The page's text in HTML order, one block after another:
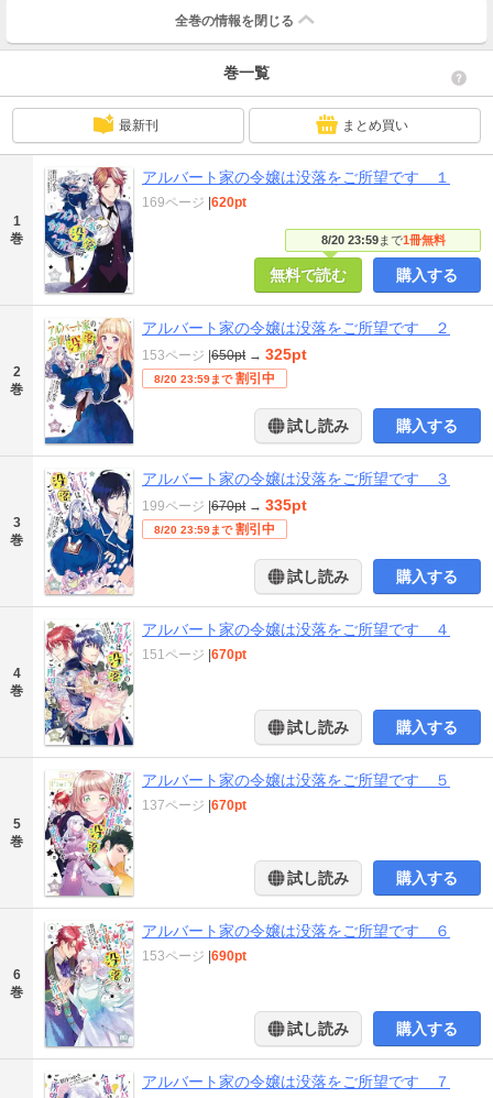
全巻の情報を 閉じる
巻一覧
最新刊 まとめ買い
1
巻
アルバート家の令嬢は没落をご所望です １
8/20 23:59まで1冊無料
169ページ 620pt
無料で読む 購入する
2
巻
アルバート家の令嬢は没落をご所望です ２
153ページ 650pt → 325pt
8/20 23:59まで 割引中
試し読み 購入する
3
巻
アルバート家の令嬢は没落をご所望です ３
199ページ 670pt → 335pt
8/20 23:59まで 割引中
試し読み 購入する
4
巻
アルバート家の令嬢は没落をご所望です ４
151ページ 670pt
試し読み 購入する
5
巻
アルバート家の令嬢は没落をご所望です ５
137ページ 670pt
試し読み 購入する
6
巻
アルバート家の令嬢は没落をご所望です ６
153ページ 690pt
試し読み 購入する
アルバート家の令嬢は没落をご所望です ７